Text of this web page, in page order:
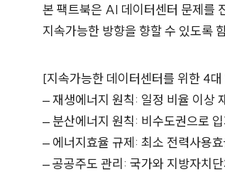
본 팩트북은 AI 데이터센터 문제를
지속가능한 방향을 향할 수 있도록
[지속가능한 데이터센터를 위한 4대
– 재생에너지 원칙: 일정 비율 이상
– 분산에너지 원칙: 비수도권으로
– 에너지효율 규제: 최소 전력사용
– 공공주도 관리: 국가와 지방자치